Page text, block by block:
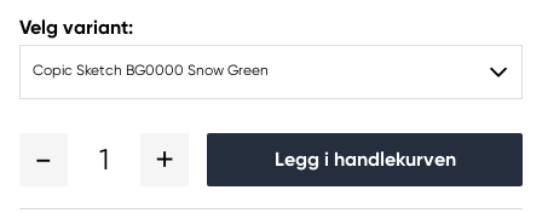
Velg variant:
Copic Sketch BG0000 Snow Green
1 Legg i handlekurven